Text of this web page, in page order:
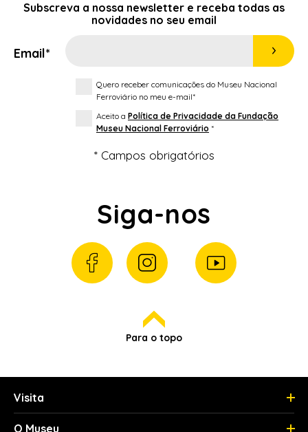
Subscreva a nossa newsletter e receba todas as
novidades no seu email
Email*
Quero receber comunicações do Museu Nacional
Ferroviário no meu e-mail*
Aceito a Política de Privacidade da Fundação
Museu Nacional Ferroviário *
* Campos obrigatórios
Siga-nos
Para o topo
Visita
O Museu